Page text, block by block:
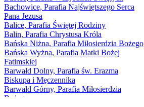
1972
1973
1974
1975
1976
1977
1978
1979
1980
1981
Bachowice, Parafia Najświętszego Serca
Pana Jezusa
Balice, Parafia Świętej Rodziny
Balin, Parafia Chrystusa Króla
Bańska Niżna, Parafia Miłosierdzia Bożego
Bańska Wyżna, Parafia Matki Bożej
Fatimskiej
Barwałd Dolny, Parafia św. Erazma
Biskupa i Męczennika
Barwałd Górny, Parafia Miłosierdzia
Bożego